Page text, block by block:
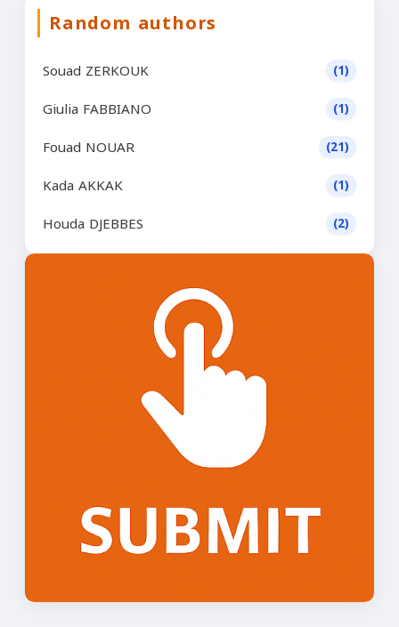
Random authors
Souad ZERKOUK (1)
Giulia FABBIANO (1)
Fouad NOUAR (21)
Kada AKKAK (1)
Houda DJEBBES (2)